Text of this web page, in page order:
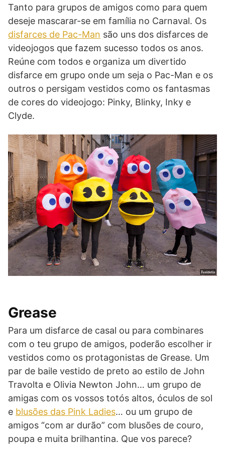
Tanto para grupos de amigos como para quem
deseje mascarar-se em família no Carnaval. Os
disfarces de Pac-Man são uns dos disfarces de
videojogos que fazem sucesso todos os anos.
Reúne com todos e organiza um divertido
disfarce em grupo onde um seja o Pac-Man e os
outros o persigam vestidos como os fantasmas
de cores do videojogo: Pinky, Blinky, Inky e
Clyde.
Grease
Para um disfarce de casal ou para combinares
com o teu grupo de amigos, poderão escolher ir
vestidos como os protagonistas de Grease. Um
par de baile vestido de preto ao estilo de John
Travolta e Olivia Newton John… um grupo de
amigas com os vossos totós altos, óculos de sol
e blusões das Pink Ladies… ou um grupo de
amigos “com ar durão” com blusões de couro,
poupa e muita brilhantina. Que vos parece?